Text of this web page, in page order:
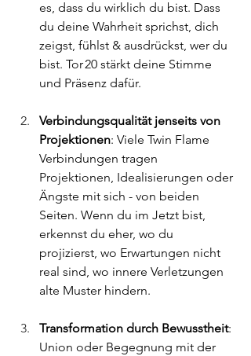
es, dass du wirklich du bist. Dass
du deine Wahrheit sprichst, dich
zeigst, fühlst & ausdrückst, wer du
bist. Tor 20 stärkt deine Stimme
und Präsenz dafür.
Verbindungsqualität jenseits von
Projektionen: Viele Twin Flame
Verbindungen tragen
Projektionen, Idealisierungen oder
Ängste mit sich - von beiden
Seiten. Wenn du im Jetzt bist,
erkennst du eher, wo du
projizierst, wo Erwartungen nicht
real sind, wo innere Verletzungen
alte Muster hindern.
Transformation durch Bewusstheit:
Union oder Begegnung mit der